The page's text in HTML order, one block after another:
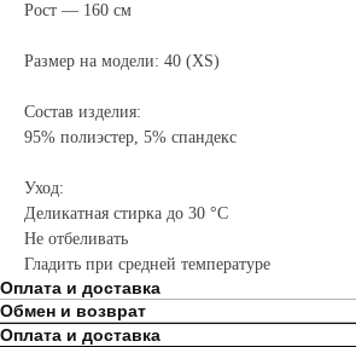
Рост — 160 см
Размер на модели: 40 (XS)
Состав изделия:
95% полиэстер, 5% спандекс
Уход:
Деликатная стирка до 30 °C
Не отбеливать
Гладить при средней температуре
Оплата и доставка
Обмен и возврат
Оплата и доставка